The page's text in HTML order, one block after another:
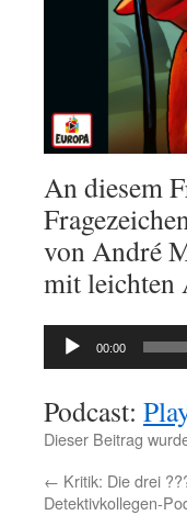
An diesem
von André
mit leichten
Audio-
00:00
Podcast:
Dieser Beitrag
← Kritik: Die drei
Detektivkollegen-